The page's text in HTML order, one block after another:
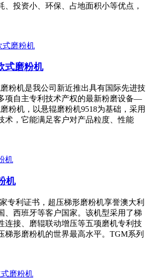
、投资小、环保、占地面积小等优点，
式磨粉机
粉机是我公司新近推出具有国际先进技
项自主专利技术产权的最新粉磨设备—
粉机，以悬辊磨粉机9518为基础，采用
术，它能满足客户对产品粒度、性能
机
专利证书，超压梯形磨粉机享誉澳大利
、西班牙等客户国家。该机型采用了梯
连接、磨辊联动增压等五项磨机专利技
梯形磨粉机的世界最高水平。TGM系列